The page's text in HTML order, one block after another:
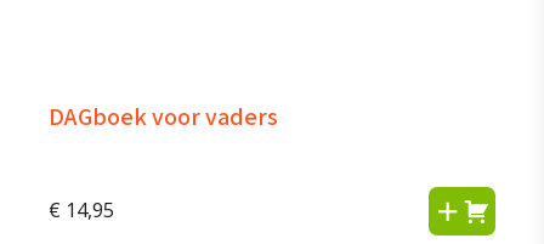
DAGboek voor vaders
€ 14,95